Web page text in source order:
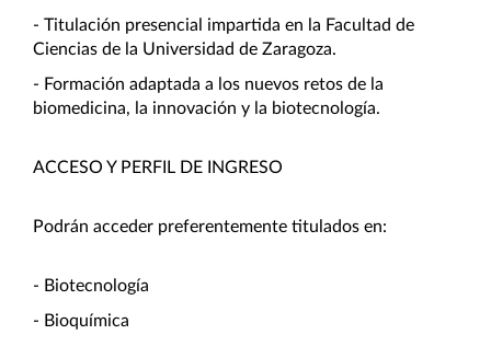
- Titulación presencial impartida en la Facultad de
Ciencias de la Universidad de Zaragoza.
- Formación adaptada a los nuevos retos de la
biomedicina, la innovación y la biotecnología.
ACCESO Y PERFIL DE INGRESO
Podrán acceder preferentemente titulados en:
- Biotecnología
- Bioquímica